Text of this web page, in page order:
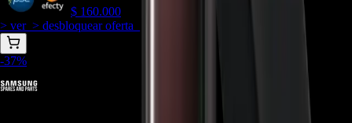
$ 160.000
> ver_ > desbloquear oferta_
-37%